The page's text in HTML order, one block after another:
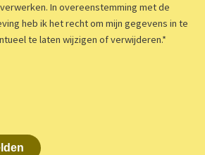
In overeenstemming met de
heb ik het recht om mijn gegevens in te
te laten wijzigen of verwijderen.*